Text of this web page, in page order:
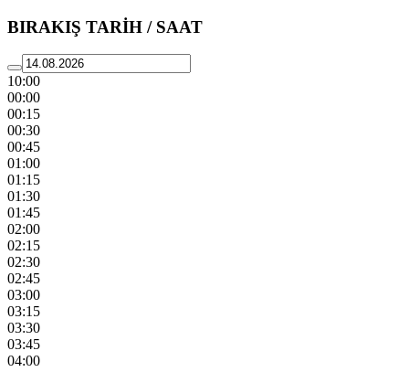
BIRAKIŞ TARİH / SAAT
10:00
00:00
00:15
00:30
00:45
01:00
01:15
01:30
01:45
02:00
02:15
02:30
02:45
03:00
03:15
03:30
03:45
04:00